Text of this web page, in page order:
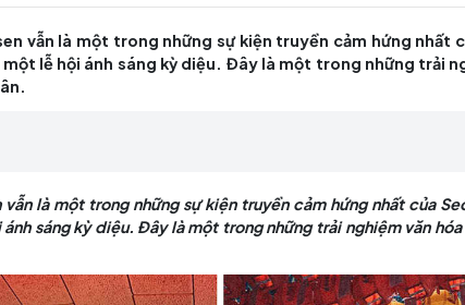
Hoa sen vẫn là một trong những sự kiện
trong một lễ hội ánh sáng kỳ diệu. Đây là